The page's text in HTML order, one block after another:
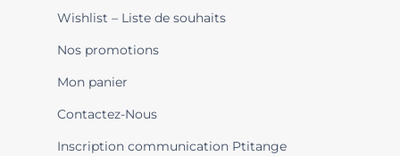
Wishlist – Liste de souhaits
Nos promotions
Mon panier
Contactez-Nous
Inscription communication Ptitange